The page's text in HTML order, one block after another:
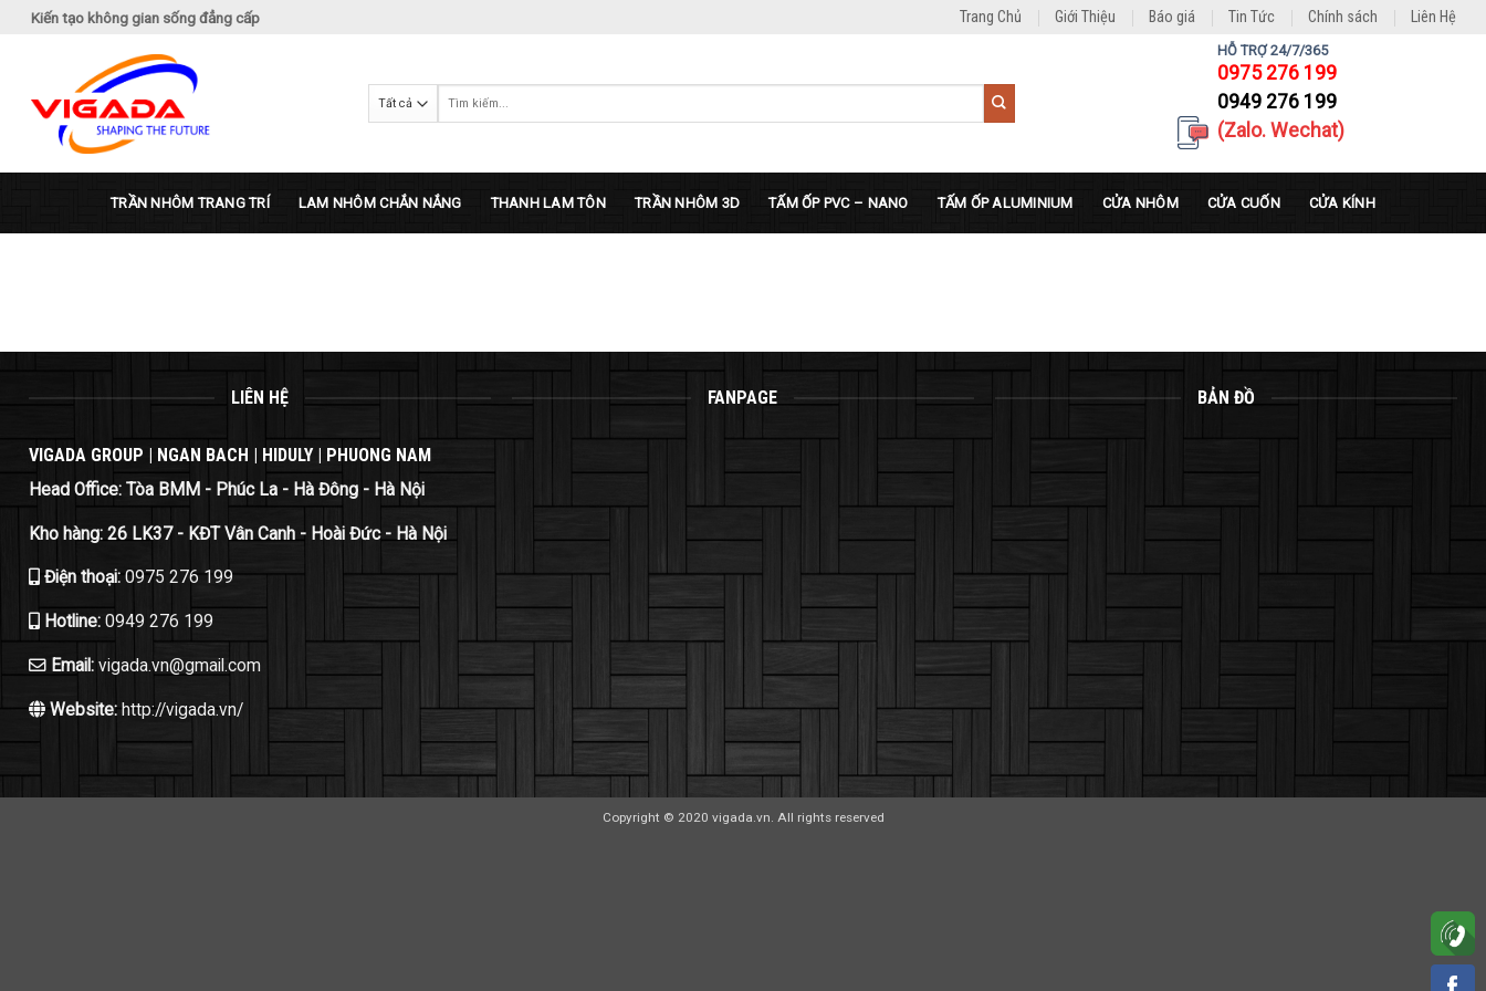
Kiến tạo không gian sống đẳng cấp Trang Chủ Giới Thiệu Báo giá Tin Tức Chính sách Liên Hệ
kiếm:
HỖ TRỢ 24/7/365
0975 276 199
0949 276 199
(Zalo. Wechat)
TRẦN NHÔM TRANG TRÍ LAM NHÔM CHẮN NẮNG THANH LAM TÔN TRẦN NHÔM 3D TẤM ỐP PVC – NANO TẤM ỐP ALUMINIUM CỬA NHÔM CỬA CUỐN CỬA KÍNH
LIÊN HỆ
VIGADA GROUP | NGAN BACH | HIDULY | PHUONG NAM
Head Office: Tòa BMM - Phúc La - Hà Đông - Hà Nội
Kho hàng: 26 LK37 - KĐT Vân Canh - Hoài Đức - Hà Nội
Điện thoại:0975 276 199
Hotline:0949 276 199
Email:vigada.vn@gmail.com
Website:http://vigada.vn/
FANPAGE BẢN ĐỒ
Copyright © 2020 vigada.vn. All rights reserved